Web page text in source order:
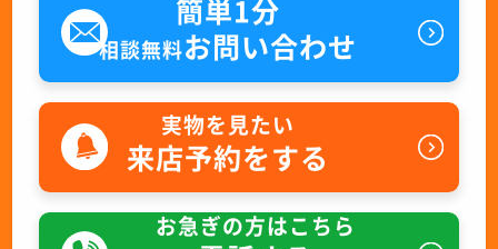
簡単1分
相談無料お問い合わせ
実物を見たい
来店予約をする
お急ぎの方はこちら